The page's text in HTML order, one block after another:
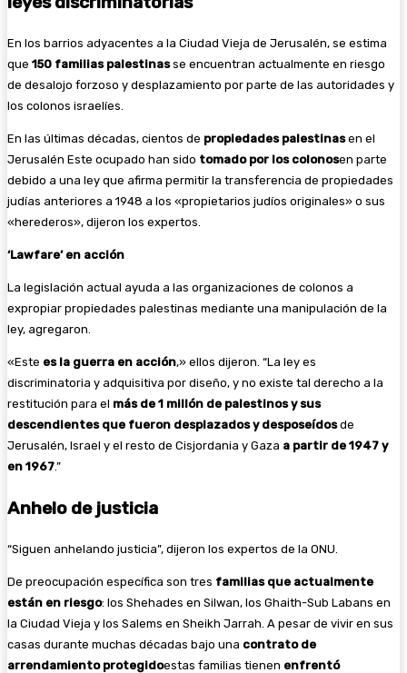
En los barrios adyacentes a la Ciudad Vieja de Jerusalén, se estima
que 150 familias palestinasse encuentran actualmente en riesgo
de desalojo forzoso y desplazamiento por parte de las autoridades y
los colonos israelíes.
En las últimas décadas, cientos de propiedades palestinasen el
Jerusalén Este ocupado han sido tomado por los colonosen parte
debido a una ley que afirma permitir la transferencia de propiedades
judías anteriores a 1948 a los «propietarios judíos originales» o sus
«herederos», dijeron los expertos.
‘Lawfare’ en acción
La legislación actual ayuda a las organizaciones de colonos a
expropiar propiedades palestinas mediante una manipulación de la
ley, agregaron.
«Este es la guerra en acción,» ellos dijeron. “La ley es
discriminatoria y adquisitiva por diseño, y no existe tal derecho a la
restitución para el más de 1 millón de palestinos y sus
descendientes que fueron desplazados y desposeídosde
Jerusalén, Israel y el resto de Cisjordania y Gaza a partir de 1947 y
en 1967.”
Anhelo de justicia
“Siguen anhelando justicia”, dijeron los expertos de la ONU.
De preocupación específica son tres familias que actualmente
están en riesgo: los Shehades en Silwan, los Ghaith-Sub Labans en
la Ciudad Vieja y los Salems en Sheikh Jarrah. A pesar de vivir en sus
casas durante muchas décadas bajo una contrato de
arrendamiento protegidoestas familias tienen enfrentó